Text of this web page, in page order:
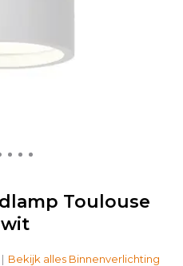
Toulouse
wit
Bekijk alles Binnenverlichting